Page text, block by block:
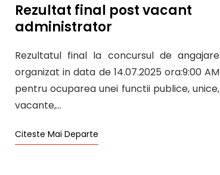
Rezultat final post vacant
administrator
Rezultatul final la concursul de angajare
organizat in data de 14.07.2025 ora:9:00 AM
pentru ocuparea unei functii publice, unice,
vacante,...
Citeste Mai Departe